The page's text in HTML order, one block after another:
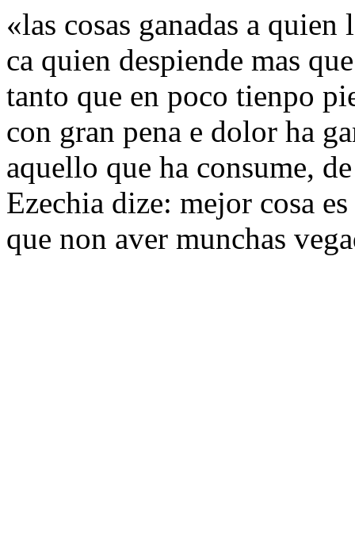
«las cosas ganadas a
ca quien despiende mas
tanto que en poco tienpo
con gran pena e dolor ha
aquello que ha consume,
Ezechia dize: mejor cosa
que non aver munchas